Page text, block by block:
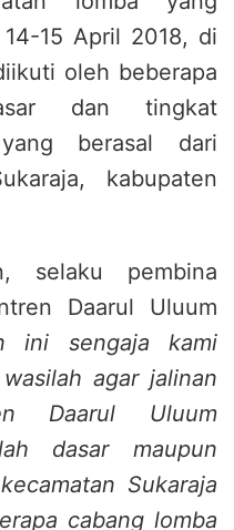
15 April 2018, di
oleh beberapa
dan tingkat
berasal dari
kabupaten
selaku pembina
Daarul Uluum
ini sengaja kami
agar jalinan
Daarul Uluum
dasar maupun
Sukaraja
cabang lomba